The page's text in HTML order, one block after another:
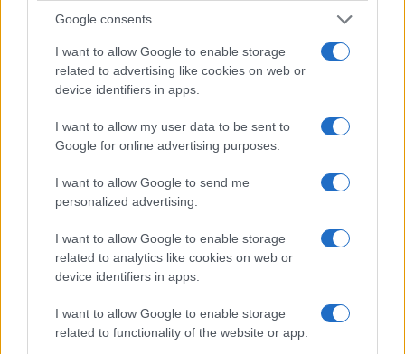
Google consents
I want to allow Google to enable storage
related to advertising like cookies on web or
device identifiers in apps.
I want to allow my user data to be sent to
Google for online advertising purposes.
I want to allow Google to send me
personalized advertising.
I want to allow Google to enable storage
related to analytics like cookies on web or
device identifiers in apps.
I want to allow Google to enable storage
related to functionality of the website or app.
culo bello in vista – conclude – che, ogni weekend,
con la loro presenza stanno lì ad omaggiare non
per un motivo intellettuale. Al più per un motivo
artistico:sono lì perché sono fighe
hanno un bel culo o delle belle tette. Questa è la
dimostrazione del fatto che non c’è alcun
sessismo se uno dice “quello è un bel culo”. È lì,
quel circo là lo creano loro. Allora se avete
cose: eliminiamo queste ragazze che vanno lì”.